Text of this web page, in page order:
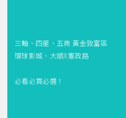
三軸、四星、五商 黃金致富區
環球影城、大順X憲政路
必看必買必選！